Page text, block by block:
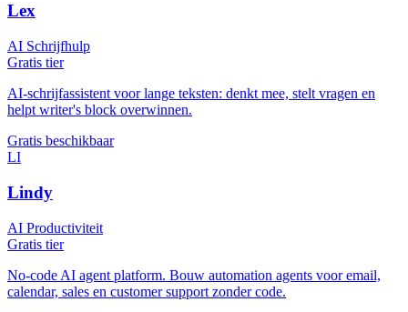
Lex
AI Schrijfhulp
Gratis tier
AI-schrijfassistent voor lange teksten: denkt mee, stelt vragen en
helpt writer's block overwinnen.
Gratis beschikbaar
LI
Lindy
AI Productiviteit
Gratis tier
No-code AI agent platform. Bouw automation agents voor email,
calendar, sales en customer support zonder code.